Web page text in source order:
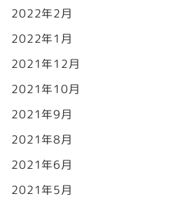
2022年2月
2022年1月
2021年12月
2021年10月
2021年9月
2021年8月
2021年6月
2021年5月